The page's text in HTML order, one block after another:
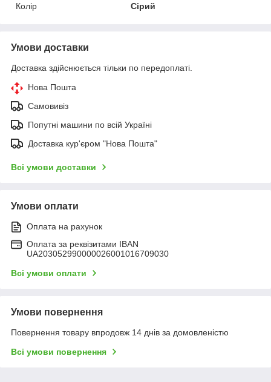
Колір
Сірий
Умови доставки
Доставка здійснюється тільки по передоплаті.
Нова Пошта
Самовивіз
Попутні машини по всій Україні
Доставка кур'єром "Нова Пошта"
Всі умови доставки
Умови оплати
Оплата на рахунок
Оплата за реквізитами IBAN
UA203052990000026001016709030
Всі умови оплати
Умови повернення
Повернення товару впродовж 14 днів за домовленістю
Всі умови повернення